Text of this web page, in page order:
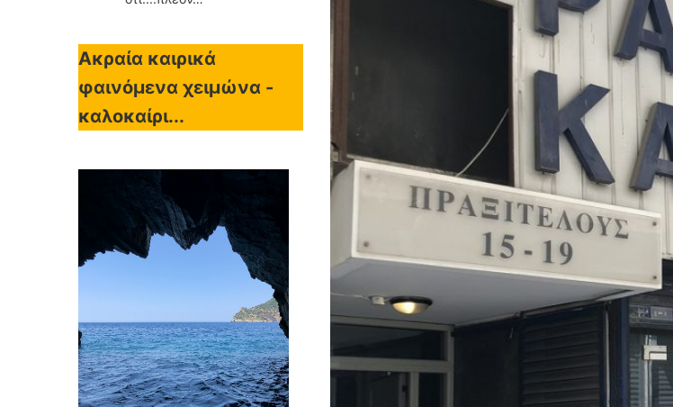
Ακραία καιρικά
φαινόμενα χειμώνα -
καλοκαίρι...